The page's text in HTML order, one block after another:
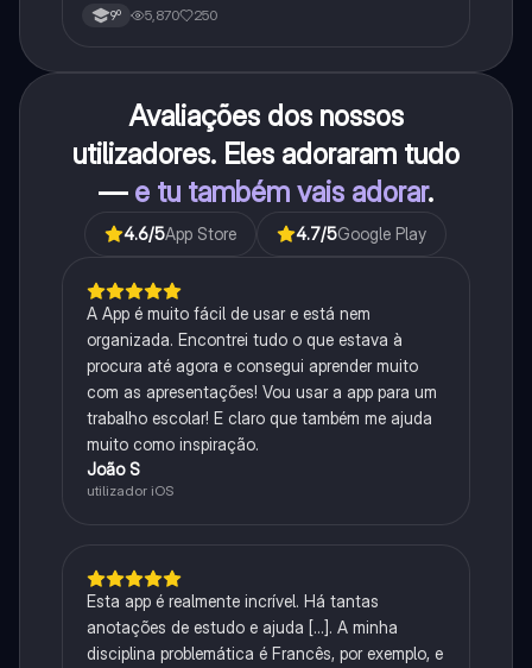
9º 5,870 250
Avaliações dos nossos
utilizadores. Eles adoraram tudo
— e tu também vais adorar.
4.6/5App Store 4.7/5Google Play
A App é muito fácil de usar e está nem
organizada. Encontrei tudo o que estava à
procura até agora e consegui aprender muito
com as apresentações! Vou usar a app para um
trabalho escolar! E claro que também me ajuda
muito como inspiração.
João S
utilizador iOS
Esta app é realmente incrível. Há tantas
anotações de estudo e ajuda [...]. A minha
disciplina problemática é Francês, por exemplo, e